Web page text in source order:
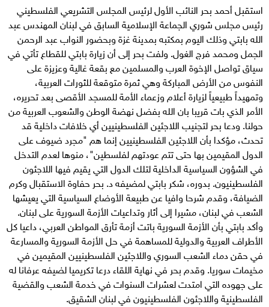
استقبل أحمد بحر النائب الأول لرئيس المجلس التشريعي الفلسطيني
رئيس مجلس شوري الجماعة الإسلامية السابق في لبنان المهندس عبد
الله بابتي وذلك اليوم بمكتبه بمدينة غزة وبحضور النواب عبد الرحمن
الجمل ومحمد فرج الغول. ولفت بحر إلى أن زيارة بابتي للقطاع تأتي في
سياق تواصل الإخوة العرب والمسلمين مع بقعة غالية وعزيزة على
النفوس من الأرض المباركة وهي ثمرة متوقعة للثورات العربية،
وتمهيداً طبيعياً لزيارة أعلام وزعماء الأمة للمسجد الأقصى بعد تحريره،
الأمر الذي بات قريبا بان الله بفضل نهضة الوطن والشعوب العربية من
حولنا. ودعا بحر لتجنيب اللاجئين الفلسطينيين أي خلافات داخلية قد
تحدث، مؤكدا بأن اللاجئين الفلسطينيين إنما هم "مجرد ضيوف على
الدول المقيمين بها حتى تتم عودتهم لفلسطين"، منوها لعدم التدخل
في الشؤون السياسية الداخلية لتلك الدول التي يقيم فيها اللاجئون
الفلسطينيون. بدوره، شكر بابتي لمضيفه د. بحر حفاوة الاستقبال وكرم
الضيافة، وقدم شرحا وافيا عن طبيعة الأوضاع السياسية التي يعيشها
الشعب في لبنان، مشيرا إلى أثار وتداعيات الأزمة السورية على لبنان.
وأكد بابتي بأن الأزمة السورية باتت أزمة تأرق المواطن العربي، داعيا كل
الأطراف العربية والدولية للمساهمة في حل الأزمة السورية والمسارعة
في حقن دماء الشعب السوري واللاجئين الفلسطينيين المقيمين في
مخيمات سوريا. وقدم بحر في نهاية اللقاء درعا تكريميا لضيفه عرفانا له
على جهوده التي امتدت لعشرات السنوات في خدمة الشعب والقضية
الفلسطينية واللاجئون الفلسطينيون في لبنان الشقيق.